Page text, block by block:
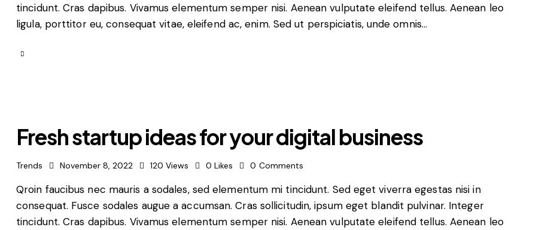
tincidunt. Cras dapibus. Vivamus elementum semper nisi. Aenean vulputate eleifend tellus. Aenean leo
ligula, porttitor eu, consequat vitae, eleifend ac, enim. Sed ut perspiciatis, unde omnis…
Fresh startup ideas for your digital business
Trends November 8, 2022 120 Views 0 Likes 0 Comments
Qroin faucibus nec mauris a sodales, sed elementum mi tincidunt. Sed eget viverra egestas nisi in
consequat. Fusce sodales augue a accumsan. Cras sollicitudin, ipsum eget blandit pulvinar. Integer
tincidunt. Cras dapibus. Vivamus elementum semper nisi. Aenean vulputate eleifend tellus. Aenean leo